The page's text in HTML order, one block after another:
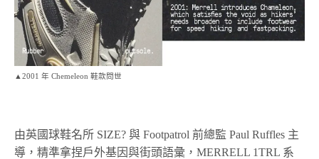
▲2001 年 Chemeleon 鞋款問世
由英國球鞋名所 SIZE? 與 Footpatrol 前總監 Paul Ruffles 主
導，精準拿捏戶外基因與街頭語彙，MERRELL 1TRL 系